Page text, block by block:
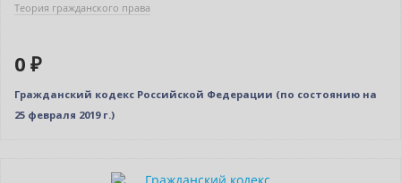
Теория гражданского права
0 ₽
Гражданский кодекс Российской Федерации (по состоянию на
25 февраля 2019 г.)